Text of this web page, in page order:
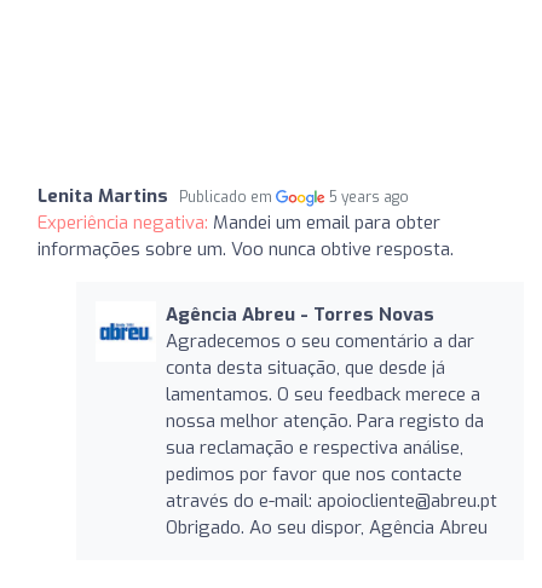
Lenita Martins Publicado em 5 years ago
Experiência negativa: Mandei um email para obter
informações sobre um. Voo nunca obtive resposta.
Agência Abreu - Torres Novas
Agradecemos o seu comentário a dar
conta desta situação, que desde já
lamentamos. O seu feedback merece a
nossa melhor atenção. Para registo da
sua reclamação e respectiva análise,
pedimos por favor que nos contacte
através do e-mail: apoiocliente@abreu.pt
Obrigado. Ao seu dispor, Agência Abreu